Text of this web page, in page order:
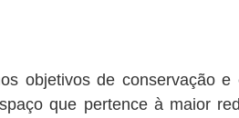
objetivos de conservação e
que pertence à maior